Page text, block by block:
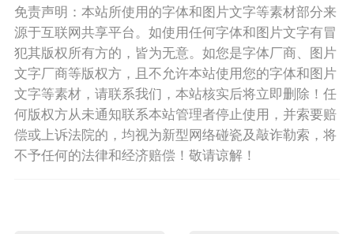
免责声明：本站所使用的字体和图片文字等素材部分来
源于互联网共享平台。如使用任何字体和图片文字有冒
犯其版权所有方的，皆为无意。如您是字体厂商、图片
文字厂商等版权方，且不允许本站使用您的字体和图片
文字等素材，请联系我们，本站核实后将立即删除！任
何版权方从未通知联系本站管理者停止使用，并索要赔
偿或上诉法院的，均视为新型网络碰瓷及敲诈勒索，将
不予任何的法律和经济赔偿！敬请谅解！